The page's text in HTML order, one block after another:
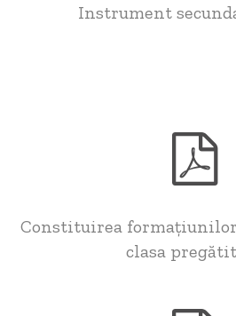
Instrument
Constituirea
clasa